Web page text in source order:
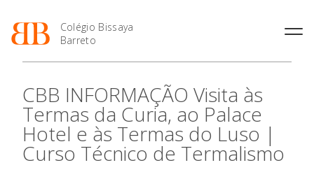
Colégio Bissaya
Barreto
O Colégio
Projeto Educativo
Organização
Colaboradores Docentes
Colaboradores Não
Enriquecimento Curricular
Oferta Curricular
Atividades Extracurriculares
Serviços
Profissionais
Matrículas
Horários e Manuais
Curso de Técnico de
2027
Calendários
Portal do Professor
Portal do Aluno/Encarregado
CBB INFORMAÇÃO Visita às
Termas da Curia, ao Palace
Hotel e às Termas do Luso |
Curso Técnico de Termalismo